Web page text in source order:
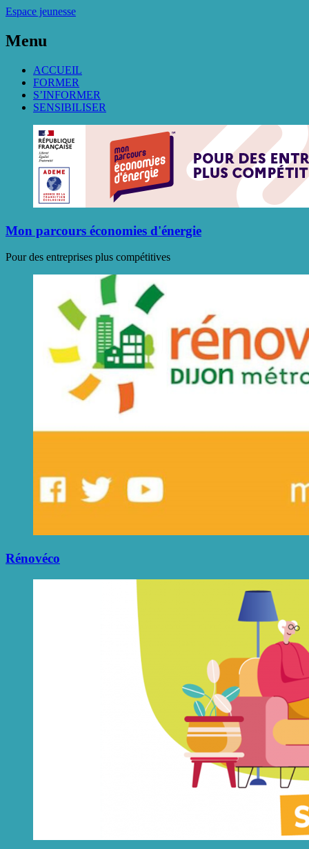
Espace jeunesse
Menu
ACCUEIL
FORMER
S’INFORMER
SENSIBILISER
Mon parcours économies d'énergie
Pour des entreprises plus compétitives
Rénovéco